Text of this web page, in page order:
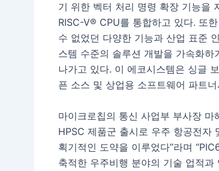
기 위한 벡터 처리 명령 확장 기능을
RISC-V® CPU를 통합하고 있다. 또
수 없었던 다양한 기능과 산업 표준
스템 수준의 솔루션 개발을 가속화
나가고 있다. 이 에코시스템은 싱글
픈 소스 및 상업용 소프트웨어 파트
마이크로칩의 통신 사업부 부사장
HPSC 제품군 출시로 우주 항공전자
획기적인 도약을 이루었다”라며
축적한 우주비행 분야의 기술 업적